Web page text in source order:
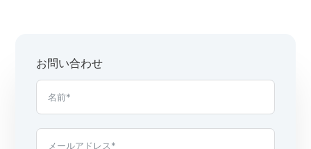
お問い合わせ